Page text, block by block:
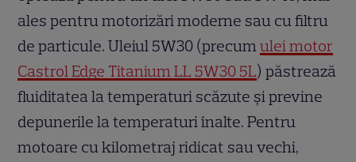
ales pentru motorizări moderne sau cu filtru
de particule. Uleiul 5W30 (precumulei motor
Castrol Edge Titanium LL 5W30 5L) păstrează
fluiditatea la temperaturi scăzute și previne
depunerile la temperaturi înalte. Pentru
motoare cu kilometraj ridicat sau vechi,